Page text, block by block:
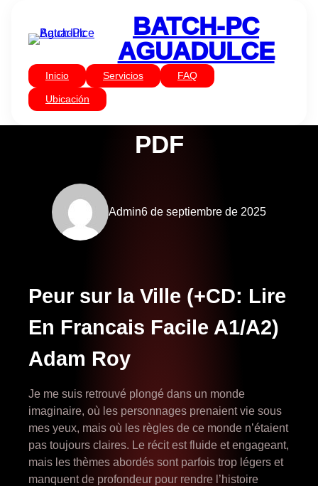
contenido
BATCH-PC
AGUADULCE
Inicio Servicios FAQ
Ubicación
Sin categoría
Peur sur la Ville – LIRE
PDF
Admin6 de septiembre de 2025
Peur sur la Ville (+CD: Lire
En Francais Facile A1/A2)
Adam Roy
Je me suis retrouvé plongé dans un monde
imaginaire, où les personnages prenaient vie sous
mes yeux, mais où les règles de ce monde n’étaient
pas toujours claires. Le récit est fluide et engageant,
mais les thèmes abordés sont parfois trop légers et
manquent de profondeur pour rendre l’histoire